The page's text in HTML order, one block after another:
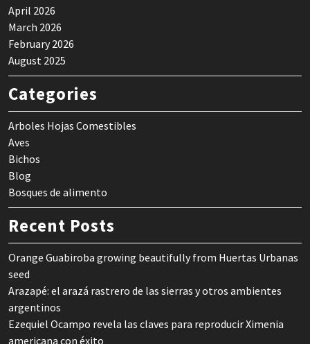
April 2026
March 2026
February 2026
August 2025
Categories
Arboles Hojas Comestibles
Aves
Bichos
Blog
Bosques de alimento
Recent Posts
Orange Guabiroba growing beautifully from Huertas Urbanas
seed
Arazapé: el arazá rastrero de las sierras y otros ambientes
argentinos
Ezequiel Ocampo revela las claves para reproducir Ximenia
americana con éxito